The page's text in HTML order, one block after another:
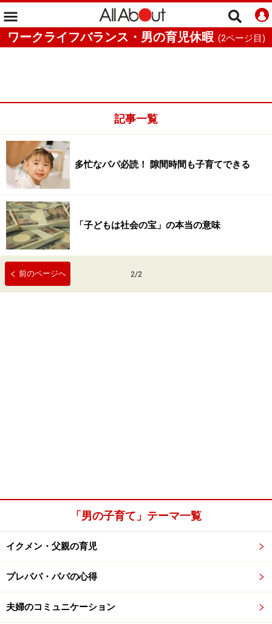
ワークライフバランス・男の育児休暇 (2ページ目)
記事一覧
多忙なパパ必読！ 隙間時間も子育てできる
「子どもは社会の宝」の本当の意味
前のページへ 2/2
「男の子育て」テーマ一覧
イクメン・父親の育児
プレパパ・パパの心得
夫婦のコミュニケーション